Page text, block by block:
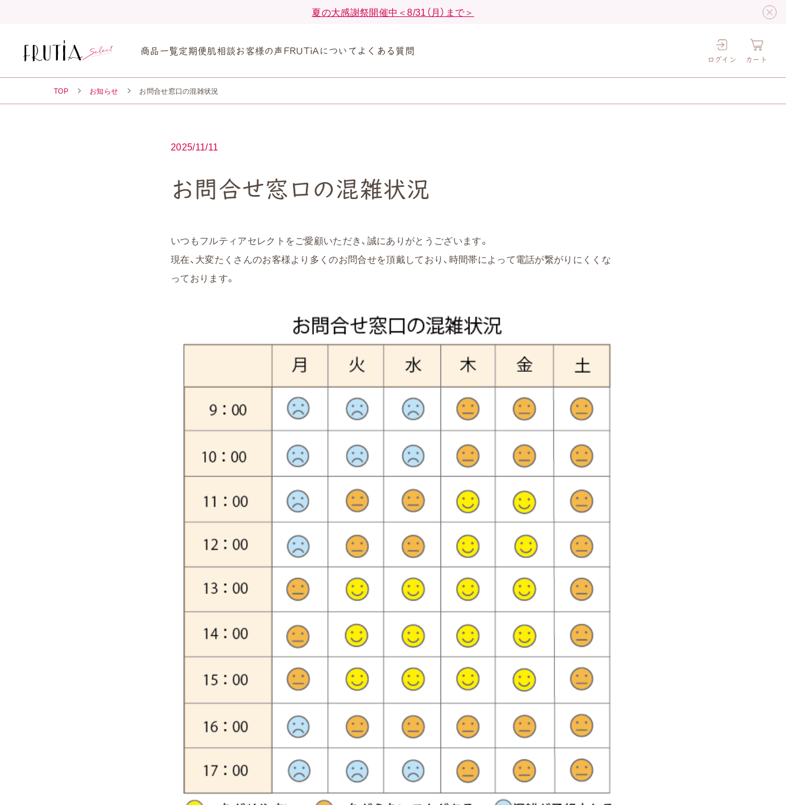
夏の大感謝祭開催中＜8/31（月）まで＞
商品一覧定期便肌相談お客様の声FRUTiAについてよくある質問
ログイン カート
TOP お知らせ お問合せ窓口の混雑状況
2025/11/11
お問合せ窓口の混雑状況
いつもフルティアセレクトをご愛顧いただき、誠にありがとうございます。
現在、大変たくさんのお客様より多くのお問合せを頂戴しており、時間帯によって電話が繋がりにくくな
っております。